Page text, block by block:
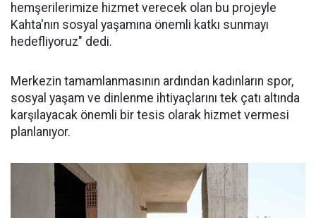
hemşerilerimize hizmet verecek olan bu projeyle
Kahta'nın sosyal yaşamına önemli katkı sunmayı
hedefliyoruz" dedi.
Merkezin tamamlanmasının ardından kadınların spor,
sosyal yaşam ve dinlenme ihtiyaçlarını tek çatı altında
karşılayacak önemli bir tesis olarak hizmet vermesi
planlanıyor.